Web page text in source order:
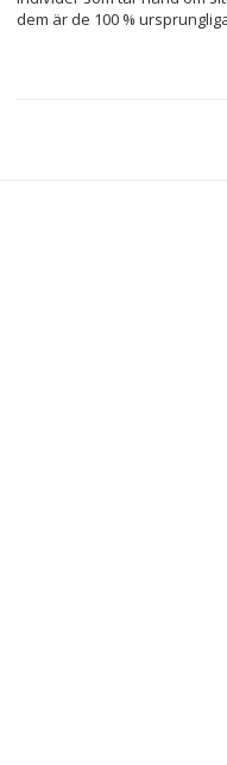
dem är de 100 %